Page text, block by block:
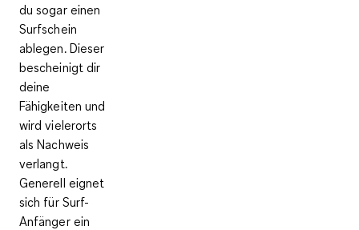
du sogar einen
Surfschein
ablegen. Dieser
bescheinigt dir
deine
Fähigkeiten und
wird vielerorts
als Nachweis
verlangt.
Generell eignet
sich für Surf-
Anfänger ein